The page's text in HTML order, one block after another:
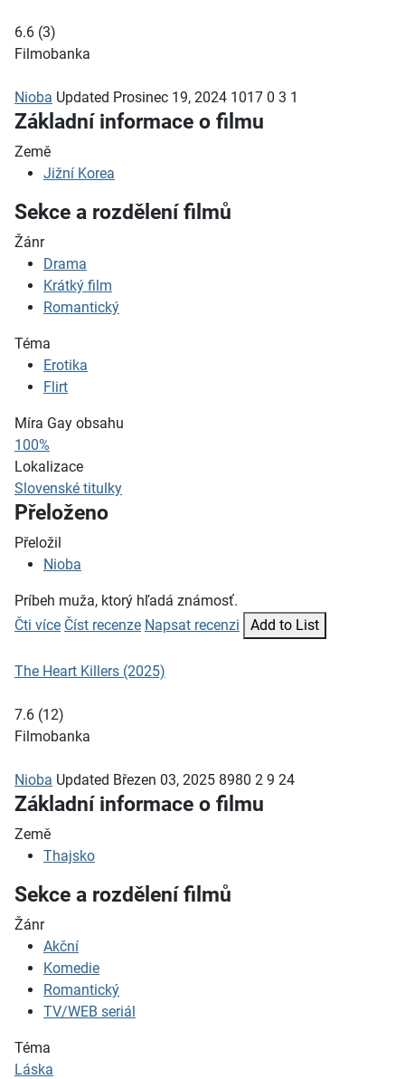
6.6 (3)
Filmobanka
Nioba Updated Prosinec 19, 2024 1017 0 3 1
Základní informace o filmu
Země
Jižní Korea
Sekce a rozdělení filmů
Žánr
Drama
Krátký film
Romantický
Téma
Erotika
Flirt
Míra Gay obsahu
100%
Lokalizace
Slovenské titulky
Přeloženo
Přeložil
Nioba
Príbeh muža, ktorý hľadá známosť.
Čti více Číst recenze Napsat recenzi Add to List
The Heart Killers (2025)
7.6 (12)
Filmobanka
Nioba Updated Březen 03, 2025 8980 2 9 24
Základní informace o filmu
Země
Thajsko
Sekce a rozdělení filmů
Žánr
Akční
Komedie
Romantický
TV/WEB seriál
Téma
Láska